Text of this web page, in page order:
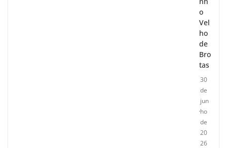
o
Vel
ho
de
Bro
tas
30
de
jun
ho
de
20
26